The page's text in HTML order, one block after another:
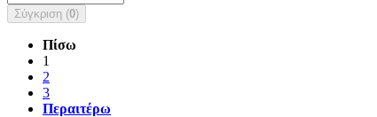
Σύγκριση (0)
Πίσω
1
2
3
Περαιτέρω